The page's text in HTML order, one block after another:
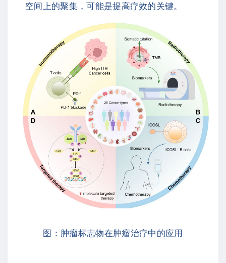
空间上的聚集，可能是提高疗效的关键。
图：肿瘤标志物在肿瘤治疗中的应用